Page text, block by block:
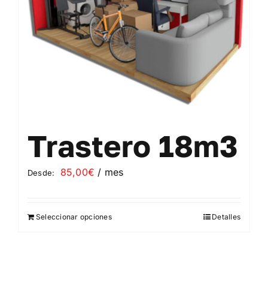
en
la
página
de
producto
Trastero 18m3
Desde: 85,00€ / mes
Seleccionar opcionesEste
Detalles